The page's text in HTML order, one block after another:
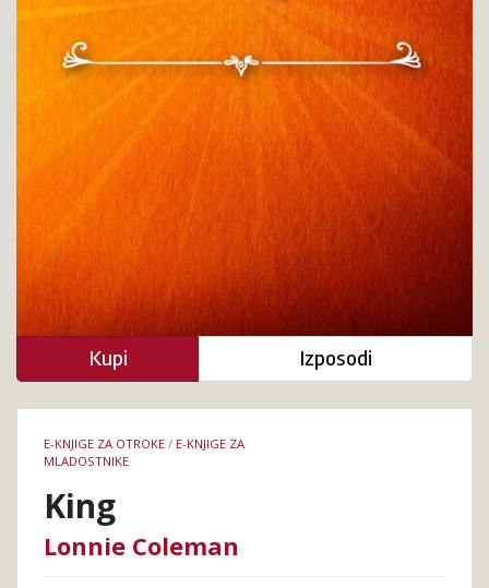
knjige
E-KNJIGE ZA OTROKE / E-KNJIGE ZA
MLADOSTNIKE
King
Lonnie Coleman
Kupi Izposodi